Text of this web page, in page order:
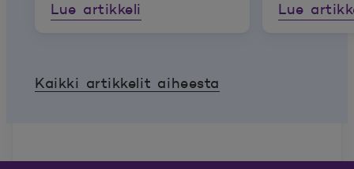
Lue artikkeli Lue
Kaikki artikkelit aiheesta